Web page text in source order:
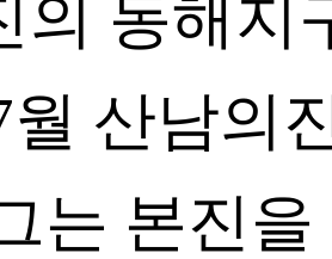
의 동해지
월 산남의
는 본진